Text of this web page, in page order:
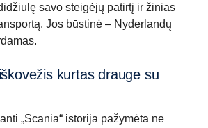
savo steigėjų patirtį ir žinias
Jos būstinė – Nyderlandų
„Scania“ istorija pažymėta ne